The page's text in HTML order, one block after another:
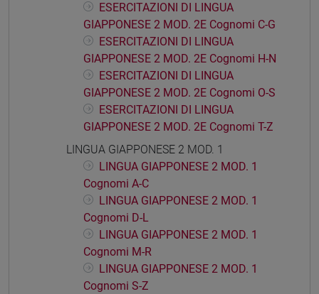
ESERCITAZIONI DI LINGUA
GIAPPONESE 2 MOD. 2E Cognomi C-G
ESERCITAZIONI DI LINGUA
GIAPPONESE 2 MOD. 2E Cognomi H-N
ESERCITAZIONI DI LINGUA
GIAPPONESE 2 MOD. 2E Cognomi O-S
ESERCITAZIONI DI LINGUA
GIAPPONESE 2 MOD. 2E Cognomi T-Z
LINGUA GIAPPONESE 2 MOD. 1
LINGUA GIAPPONESE 2 MOD. 1
Cognomi A-C
LINGUA GIAPPONESE 2 MOD. 1
Cognomi D-L
LINGUA GIAPPONESE 2 MOD. 1
Cognomi M-R
LINGUA GIAPPONESE 2 MOD. 1
Cognomi S-Z